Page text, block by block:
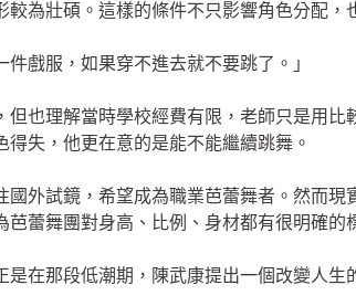
為壯碩。這樣的條件不只影響角色分配，
戲服，如果穿不進去就不要跳了。」
也理解當時學校經費有限，老師只是用
失，他更在意的是能不能繼續跳舞。
外試鏡，希望成為職業芭蕾舞者。然而現
蕾舞團對身高、比例、身材都有很明確的
在那段低潮期，陳武康提出一個改變人生